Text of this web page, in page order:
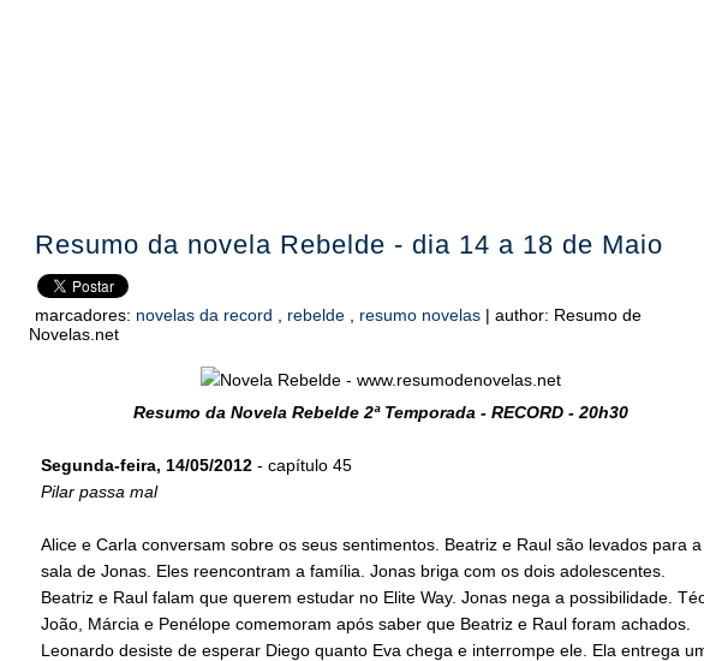
Resumo da novela Rebelde - dia 14 a 18 de Maio
marcadores: novelas da record rebelde resumo novelas | author: Resumo de
Novelas.net
Resumo da Novela Rebelde 2ª Temporada - RECORD - 20h30
Segunda-feira, 14/05/2012- capítulo 45
Pilar passa mal
Alice e Carla conversam sobre os seus sentimentos. Beatriz e Raul são levados para a
sala de Jonas. Eles reencontram a família. Jonas briga com os dois adolescentes.
Beatriz e Raul falam que querem estudar no Elite Way. Jonas nega a possibilidade.
João, Márcia e Penélope comemoram após saber que Beatriz e Raul foram achados.
Leonardo desiste de esperar Diego quanto Eva chega e interrompe ele. Ela entrega